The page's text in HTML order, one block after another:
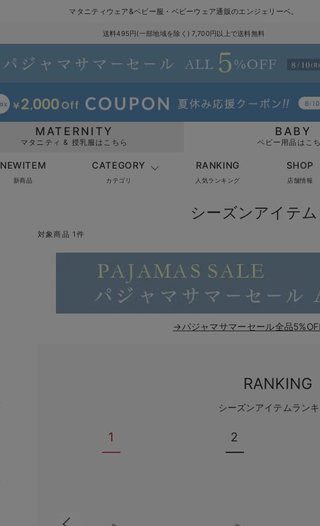
マタニティウェア&ベビー服・ベビーウェア通販のエンジェリーベ。
送料495円(一部地域を除く) 7,700円以上で送料無料
MATERNITY
マタニティ & 授乳服はこちら
BABY
ベビー用品はこ
NEWITEM
新商品
CATEGORY
カテゴリ
RANKING
人気ランキング
SHOP
店舗情報
シーズンアイテ
対象商品 1件
→パジャマサマーセール全品
RANKING
シーズンアイテムラン
1 2